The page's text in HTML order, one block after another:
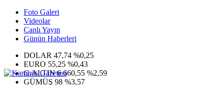
Foto Galeri
Videolar
Canlı Yayın
Günün Haberleri
DOLAR 47,74 %0,25
EURO 55,25 %0,43
G.ALTIN6.660,55 %2,59
GÜMÜŞ 98 %3,57